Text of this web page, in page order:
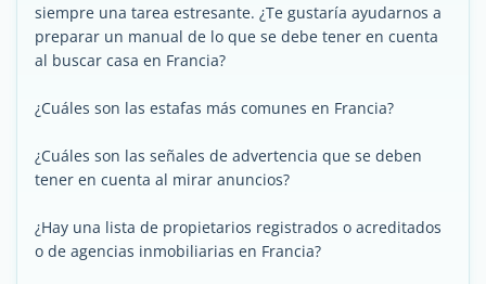
siempre una tarea estresante. ¿Te gustaría ayudarnos a
preparar un manual de lo que se debe tener en cuenta
al buscar casa en Francia?
¿Cuáles son las estafas más comunes en Francia?
¿Cuáles son las señales de advertencia que se deben
tener en cuenta al mirar anuncios?
¿Hay una lista de propietarios registrados o acreditados
o de agencias inmobiliarias en Francia?